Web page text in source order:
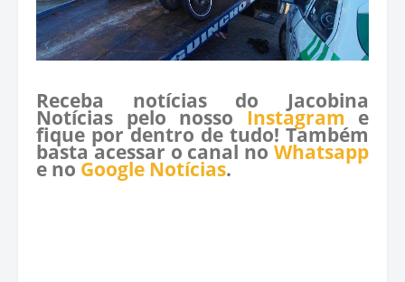
Receba notícias do Jacobina
Notícias pelo nosso Instagram e
fique por dentro de tudo! Também
basta acessar o canal no Whatsapp
e no Google Notícias.